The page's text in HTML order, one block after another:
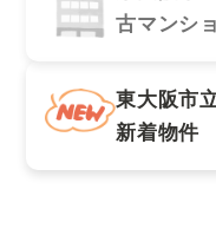
古マンシ
東大阪市
新着物件